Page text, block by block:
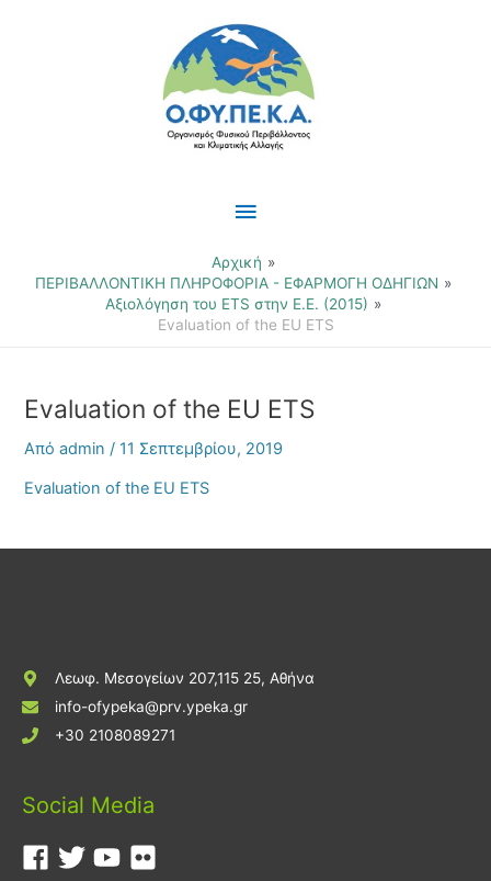
Κύριο
Μενού
Αρχική
ΠΕΡΙΒΑΛΛΟΝΤΙΚΗ ΠΛΗΡΟΦΟΡΙΑ - ΕΦΑΡΜΟΓΗ ΟΔΗΓΙΩΝ
Αξιολόγηση του ETS στην Ε.Ε. (2015)
Evaluation of the EU ETS
Evaluation of the EU ETS
Απόadmin/11 Σεπτεμβρίου, 2019
Evaluation of the EU ETS
Λεωφ. Μεσογείων 207,115 25, Αθήνα
info-ofypeka@prv.ypeka.gr
+30 2108089271
Social Media